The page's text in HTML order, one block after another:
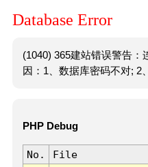
Database Error
(1040) 365建站错误警告：
因：1、数据库密码不对; 2
PHP Debug
No. File